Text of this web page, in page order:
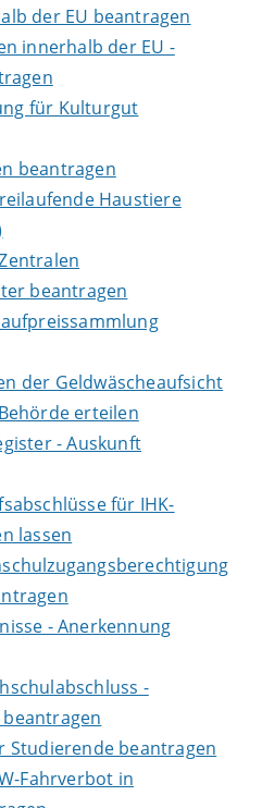
der EU beantragen
innerhalb der EU -
für Kulturgut
beantragen
Haustiere
beantragen
der Geldwäscheaufsicht
erteilen
- Auskunft
für IHK-
lassen
- Anerkennung
-
Studierende beantragen
Fahrverbot in